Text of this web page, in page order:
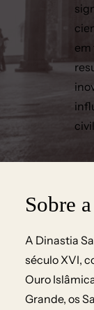
em
Sobre
A Dinastia
século XVI,
Ouro
Grande, os